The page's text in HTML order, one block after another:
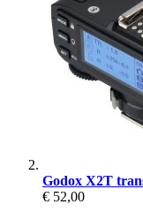
Godox X2T
€ 52,00